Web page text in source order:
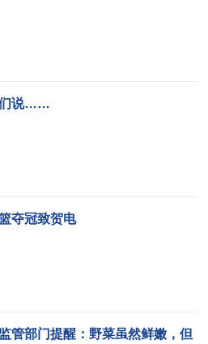
们说……
夺冠致贺电
管部门提醒：野菜虽然鲜嫩，但